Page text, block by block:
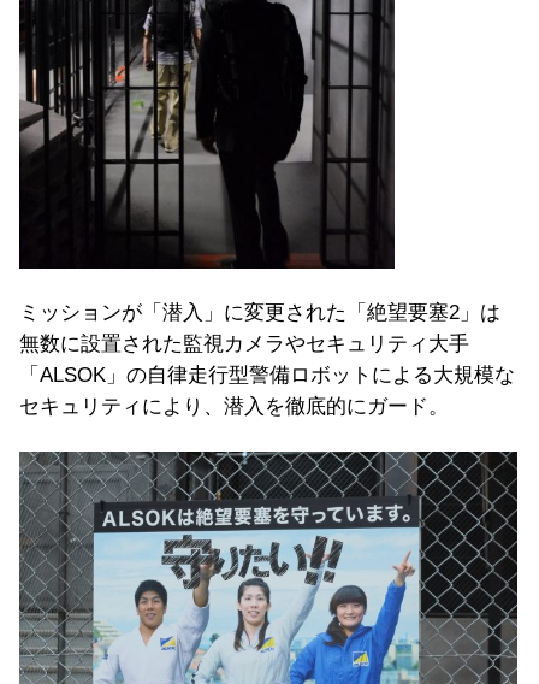
ミッションが「潜入」に変更された「絶望要塞2」は
無数に設置された監視カメラやセキュリティ大手
「ALSOK」の自律走行型警備ロボットによる大規模な
セキュリティにより、潜入を徹底的にガード。